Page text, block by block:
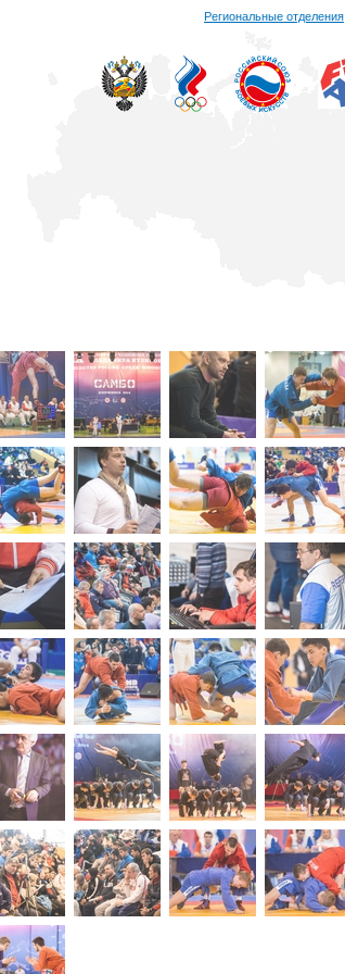
Региональные отделения